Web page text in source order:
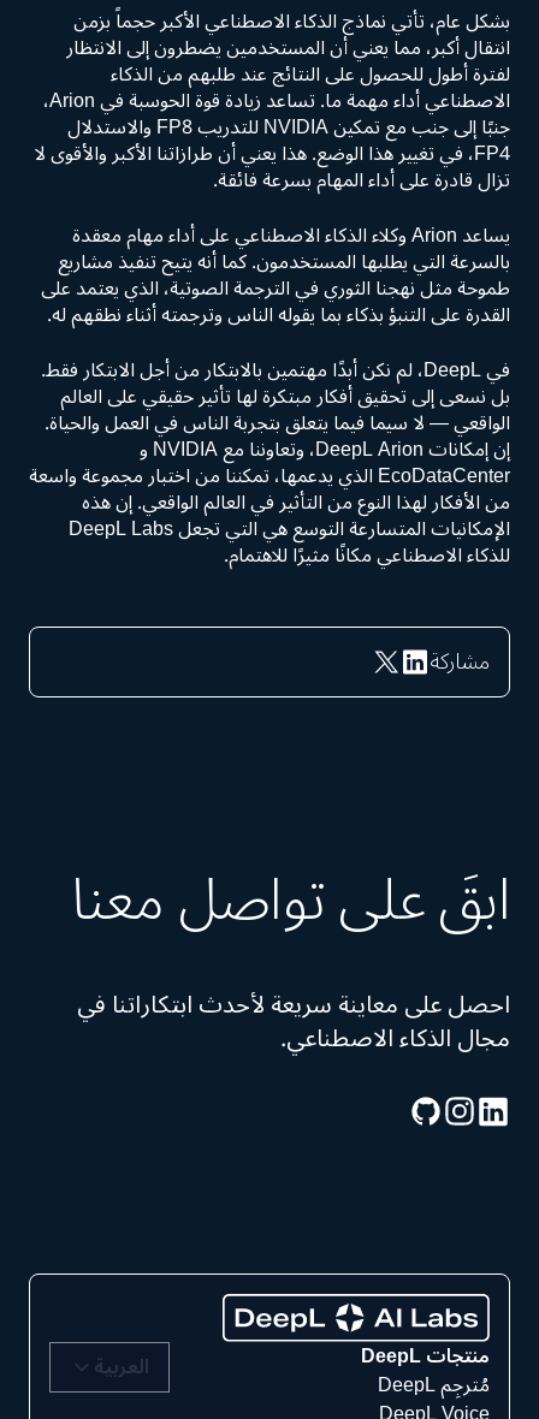
بشكل عام، تأتي نماذج الذكاء الاصطناعي الأكبر حجماً بزمن
انتقال أكبر، مما يعني أن المستخدمين يضطرون إلى الانتظار
لفترة أطول للحصول على النتائج عند طلبهم من الذكاء
الاصطناعي أداء مهمة ما. تساعد زيادة قوة الحوسبة في Arion،
جنبًا إلى جنب مع تمكين NVIDIA للتدريب FP8 والاستدلال
FP4، في تغيير هذا الوضع. هذا يعني أن طرازاتنا الأكبر والأقوى لا
تزال قادرة على أداء المهام بسرعة فائقة.
يساعد Arion وكلاء الذكاء الاصطناعي على أداء مهام معقدة
بالسرعة التي يطلبها المستخدمون. كما أنه يتيح تنفيذ مشاريع
طموحة مثل نهجنا الثوري في الترجمة الصوتية، الذي يعتمد على
القدرة على التنبؤ بذكاء بما يقوله الناس وترجمته أثناء نطقهم له.
في DeepL، لم نكن أبدًا مهتمين بالابتكار من أجل الابتكار فقط.
بل نسعى إلى تحقيق أفكار مبتكرة لها تأثير حقيقي على العالم
الواقعي — لا سيما فيما يتعلق بتجربة الناس في العمل والحياة.
إن إمكانات DeepL Arion، وتعاوننا مع NVIDIA و
EcoDataCenter الذي يدعمها، تمكننا من اختبار مجموعة واسعة
من الأفكار لهذا النوع من التأثير في العالم الواقعي. إن هذه
الإمكانيات المتسارعة التوسع هي التي تجعل DeepL Labs
للذكاء الاصطناعي مكانًا مثيرًا للاهتمام.
مشاركة
ابقَ على تواصل معنا
احصل على معاينة سريعة لأحدث ابتكاراتنا في
مجال الذكاء الاصطناعي.
منتجات DeepL
مُترجِم DeepL العربية